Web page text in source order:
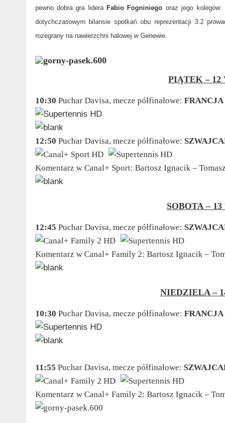
pewno dobra gra lideraFabio Fogniniego oraz jego kolegów:
dotychczasowym bilansie spotkań obu reprezentacji 3:2
rozegrany na nawierzchni halowej w Genewie.
PIĄTEK – 12
10:30 Puchar Davisa, mecze półfinałowe:
12:50 Puchar Davisa, mecze półfinałowe:
Komentarz w Canal+ Sport: Bartosz Ignacik –
SOBOTA –
12:45 Puchar Davisa, mecze półfinałowe:
Komentarz w Canal+ Family 2: Bartosz Ignacik –
NIEDZIELA –
10:30 Puchar Davisa, mecze półfinałowe:
11:55 Puchar Davisa, mecze półfinałowe:
Komentarz w Canal+ Family 2: Bartosz Ignacik –